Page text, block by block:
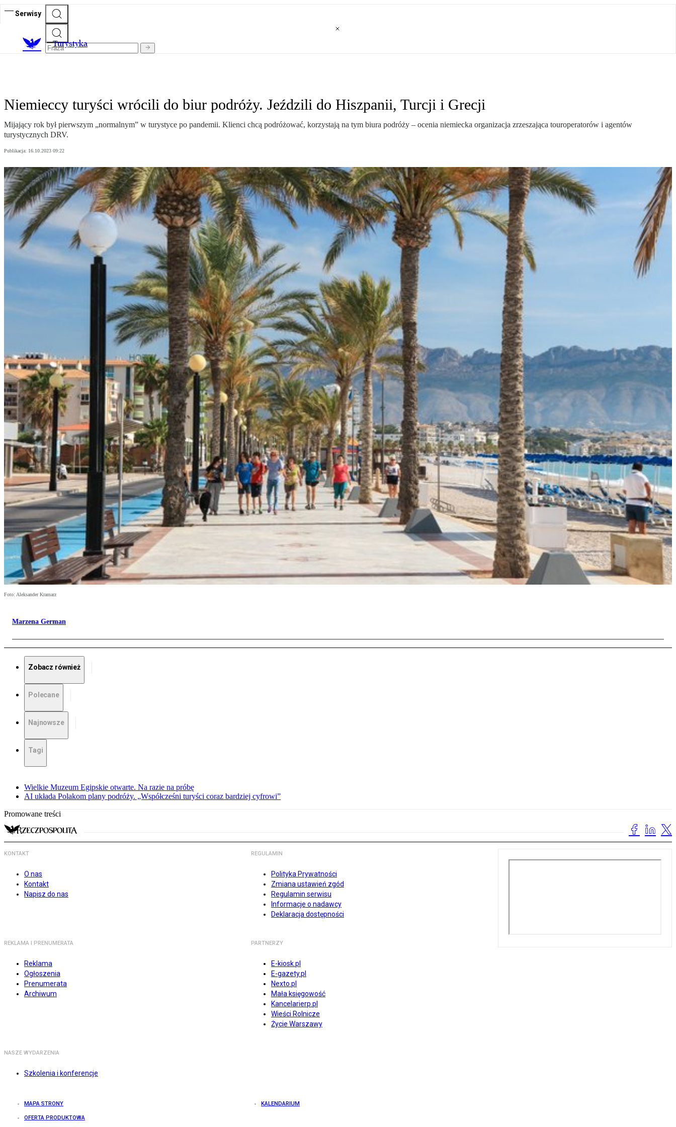
Serwisy
Turystyka
Niemieccy turyści wrócili do biur podróży. Jeździli do Hiszpanii, Turcji i Grecji
Mijający rok był pierwszym „normalnym” w turystyce po pandemii. Klienci chcą podróżować, korzystają na tym biura podróży – ocenia niemiecka organizacja zrzeszająca touroperatorów i agentów
turystycznych DRV.
Publikacja: 16.10.2023 09:22
Foto: Aleksander Kramarz
Marzena German
Zobacz również
Polecane
Najnowsze
Tagi
Wielkie Muzeum Egipskie otwarte. Na razie na próbę
AI układa Polakom plany podróży. „Współcześni turyści coraz bardziej cyfrowi”
Promowane treści
KONTAKT
O nas
Kontakt
Napisz do nas
REGULAMIN
Polityka Prywatności
Zmiana ustawień zgód
Regulamin serwisu
Informacje o nadawcy
Deklaracja dostępności
REKLAMA I PRENUMERATA
Reklama
Ogłoszenia
Prenumerata
Archiwum
PARTNERZY
E-kiosk.pl
E-gazety.pl
Nexto.pl
Mała księgowość
Kancelarierp.pl
Wieści Rolnicze
Życie Warszawy
NASZE WYDARZENIA
Szkolenia i konferencje
MAPA STRONY KALENDARIUM
OFERTA PRODUKTOWA